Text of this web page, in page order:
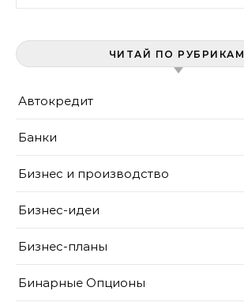
ЧИТАЙ ПО РУБРИКАМ
Автокредит
Банки
Бизнес и производство
Бизнес-идеи
Бизнес-планы
Бинарные Опционы